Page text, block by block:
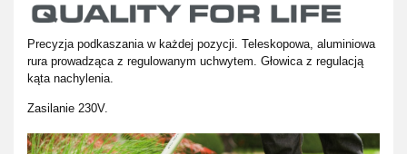
Precyzja podkaszania w każdej pozycji. Teleskopowa, aluminiowa
rura prowadząca z regulowanym uchwytem. Głowica z regulacją
kąta nachylenia.
Zasilanie 230V.